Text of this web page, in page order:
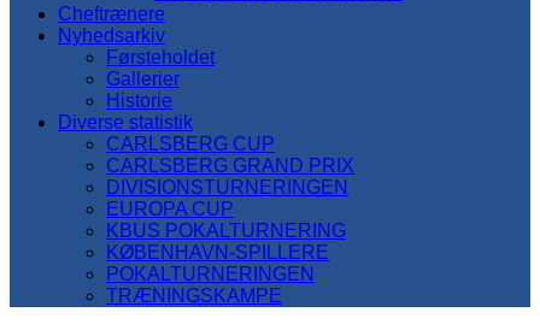
Cheftrænere
Nyhedsarkiv
Førsteholdet
Gallerier
Historie
Diverse statistik
CARLSBERG CUP
CARLSBERG GRAND PRIX
DIVISIONSTURNERINGEN
EUROPA CUP
KBUS POKALTURNERING
KØBENHAVN-SPILLERE
POKALTURNERINGEN
TRÆNINGSKAMPE